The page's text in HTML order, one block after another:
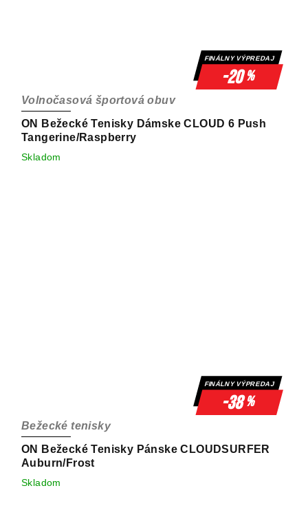
FINÁLNY VÝPREDAJ
-20%
ON Bežecké Tenisky Dámske CLOUD 6 Push
Tangerine/Raspberry
Volnočasová športová obuv
Skladom
FINÁLNY VÝPREDAJ
-38%
ON Bežecké Tenisky Pánske CLOUDSURFER
Auburn/Frost
Bežecké tenisky
Skladom